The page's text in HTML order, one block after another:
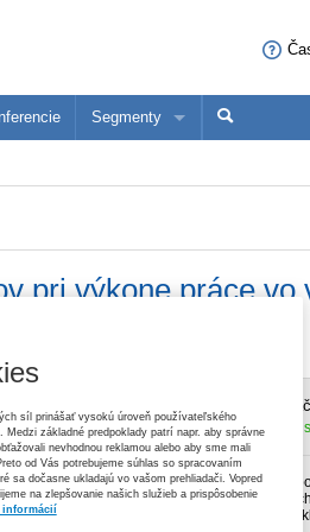
Vincent Bujňák
príkladmi, 3. vydanie
Segmenty
vašej oblasti
pri výkone práce vo
Na
komentáre
síl prinášať vysokú úroveň používateľského
základné predpoklady patrí napr. aby správne
nevhodnou reklamou alebo aby sme mali
od Vás potrebujeme súhlas so spracovaním
sa dočasne ukladajú vo vašom prehliadači. Vopred
na zlepšovanie našich služieb a prispôsobenie
informácií